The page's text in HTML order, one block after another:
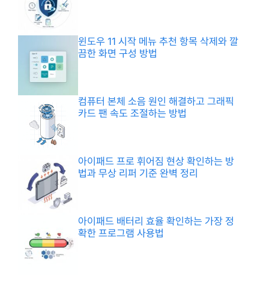
윈도우 11 시작 메뉴 추천 항목 삭제와 깔
끔한 화면 구성 방법
컴퓨터 본체 소음 원인 해결하고 그래픽
카드 팬 속도 조절하는 방법
아이패드 프로 휘어짐 현상 확인하는 방
법과 무상 리퍼 기준 완벽 정리
아이패드 배터리 효율 확인하는 가장 정
확한 프로그램 사용법